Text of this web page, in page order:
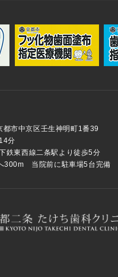
市中京区壬生神明町1番39
分
鉄東西線二条駅より徒歩5分
300m 当院前に駐車場5台完備